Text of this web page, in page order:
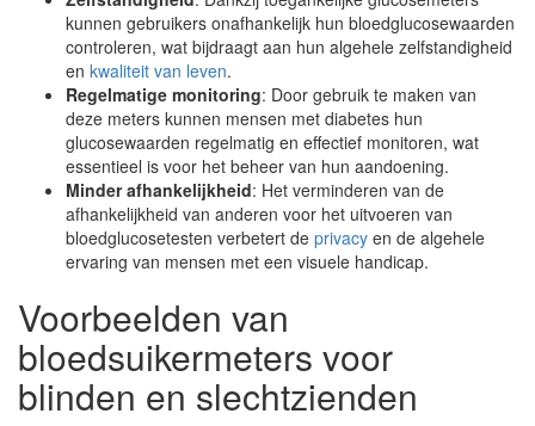
kunnen gebruikers onafhankelijk hun bloedglucosewaarden
controleren, wat bijdraagt aan hun algehele zelfstandigheid
en kwaliteit van leven.
Regelmatige monitoring: Door gebruik te maken van
deze meters kunnen mensen met diabetes hun
glucosewaarden regelmatig en effectief monitoren, wat
essentieel is voor het beheer van hun aandoening.
Minder afhankelijkheid: Het verminderen van de
afhankelijkheid van anderen voor het uitvoeren van
bloedglucosetesten verbetert de privacy en de algehele
ervaring van mensen met een visuele handicap.
Voorbeelden van
bloedsuikermeters voor
blinden en slechtzienden